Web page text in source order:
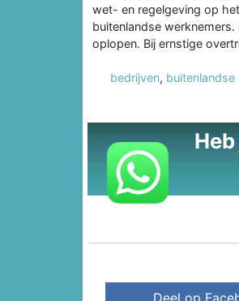
wet- en regelgeving op
buitenlandse
oplopen. Bij ernstige
bedrijven, buitenlandse